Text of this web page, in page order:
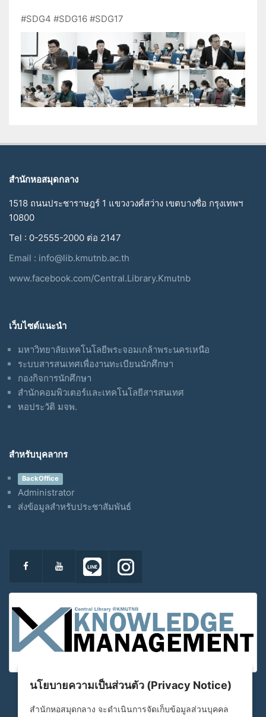
#SDG4 #SDG16 #SDG17
สำนักหอสมุดกลาง
1518 ถนนประชาราษฎร์ 1 แขวงวงศ์สว่าง เขตบางซื่อ กรุงเทพฯ
10800
Tel : 0-2555-2000 ต่อ 2147
Email : info@lib.kmutnb.ac.th
www.facebook.com/Central.Library.Kmutnb
เว็บไซต์แนะนำ
มหาวิทยาลัยเทคโนโลยีพระจอมเกล้าพระนครเหนือ
ระบบสารสนเทศเพื่องานทะเบียนนักศึกษา
กองกิจการนักศึกษา
สำนักคอมพิวเตอร์และเทคโนโลยีสารสนเทศ
หอประวัติ มจพ.
สำหรับบุคลากร
BackOffice
Administrator
ส่งข้อมูลสำหรับประชาสัมพันธ์
นโยบายความเป็นส่วนตัว (Privacy Notice)
สำนักหอสมุดกลาง จะดำเนินการจัดเก็บข้อมูลส่วนบุคคล